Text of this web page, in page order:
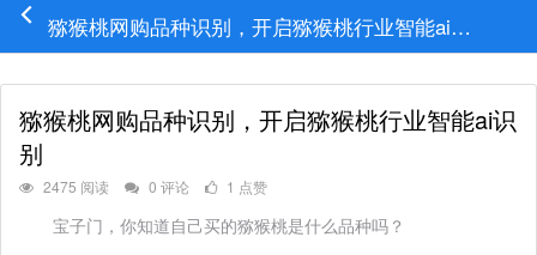
猕猴桃网购品种识别，开启猕猴桃行业智能ai识别
猕猴桃网购品种识别，开启猕猴桃行业智能ai识
别
2475 阅读 0 评论 1 点赞
宝子门，你知道自己买的猕猴桃是什么品种吗？